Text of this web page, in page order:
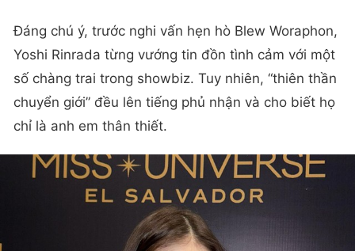
Đáng chú ý, trước nghi vấn hẹn hò Blew Woraphon,
Yoshi Rinrada từng vướng tin đồn tình cảm với một
số chàng trai trong showbiz. Tuy nhiên, “thiên thần
chuyển giới” đều lên tiếng phủ nhận và cho biết họ
chỉ là anh em thân thiết.